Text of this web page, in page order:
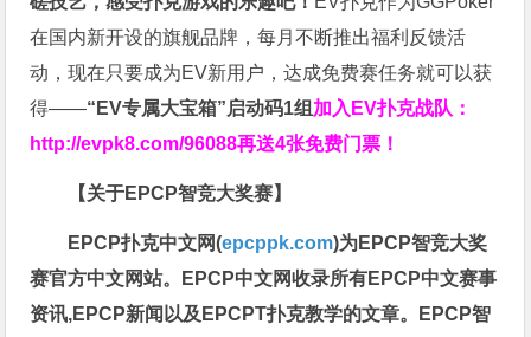
在国内新开设的旗舰品牌，每月不断推出福利反馈活
动，现在只要成为EV新用户，达成免费赛任务就可以获
得——“EV专属大宝箱”启动码1组 加入EV扑克战队：
http://evpk8.com/96088再送4张免费门票！
【关于EPCP智竞大奖赛】
EPCP扑克中文网(epcppk.com)为EPCP智竞大奖
赛官方中文网站。EPCP中文网收录所有EPCP中文赛事
资讯,EPCP新闻以及EPCPT扑克教学的文章。EPCP智